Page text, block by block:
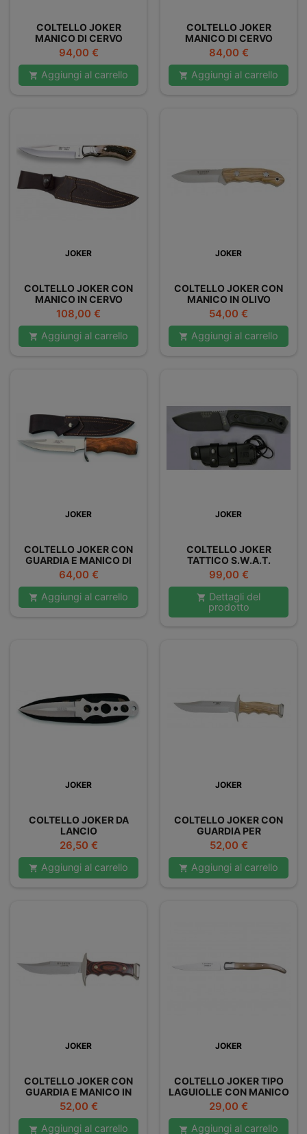
COLTELLO JOKER
MANICO DI CERVO
Prezzo
94,00 €
 Aggiungi al carrello
COLTELLO JOKER
MANICO DI CERVO
Prezzo
84,00 €
 Aggiungi al carrello
JOKER
COLTELLO JOKER CON
MANICO IN CERVO
Prezzo
108,00 €
 Aggiungi al carrello
JOKER
COLTELLO JOKER CON
MANICO IN OLIVO
Prezzo
54,00 €
 Aggiungi al carrello
JOKER
COLTELLO JOKER CON
GUARDIA E MANICO DI
OLIVO
Prezzo
64,00 €
 Aggiungi al carrello
JOKER
COLTELLO JOKER
TATTICO S.W.A.T.
Prezzo
99,00 €
 Dettagli del
prodotto
JOKER
COLTELLO JOKER DA
LANCIO
Prezzo
26,50 €
 Aggiungi al carrello
JOKER
COLTELLO JOKER CON
GUARDIA PER
CINGHIALAIO
Prezzo
52,00 €
 Aggiungi al carrello
JOKER
COLTELLO JOKER CON
GUARDIA E MANICO IN
LEGNO ROSSO
Prezzo
52,00 €
 Aggiungi al carrello
JOKER
COLTELLO JOKER TIPO
LAGUIOLLE CON MANICO
IN CORNO DI TORO
Prezzo
29,00 €
 Aggiungi al carrello